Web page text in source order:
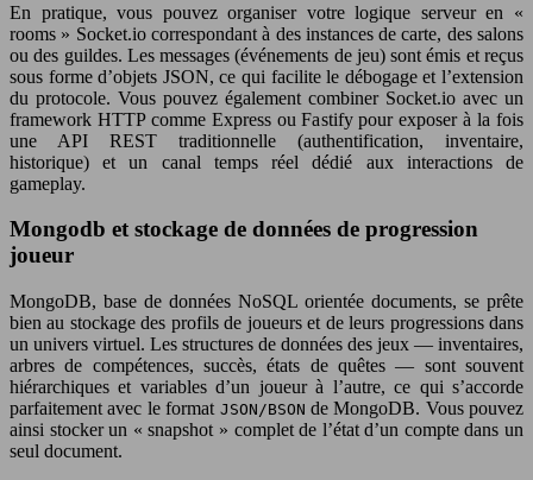
En pratique, vous pouvez organiser votre logique serveur en «
rooms » Socket.io correspondant à des instances de carte, des salons
ou des guildes. Les messages (événements de jeu) sont émis et reçus
sous forme d’objets JSON, ce qui facilite le débogage et l’extension
du protocole. Vous pouvez également combiner Socket.io avec un
framework HTTP comme Express ou Fastify pour exposer à la fois
une API REST traditionnelle (authentification, inventaire,
historique) et un canal temps réel dédié aux interactions de
gameplay.
Mongodb et stockage de données de progression
joueur
MongoDB, base de données NoSQL orientée documents, se prête
bien au stockage des profils de joueurs et de leurs progressions dans
un univers virtuel. Les structures de données des jeux — inventaires,
arbres de compétences, succès, états de quêtes — sont souvent
hiérarchiques et variables d’un joueur à l’autre, ce qui s’accorde
parfaitement avec le format JSON/BSON de MongoDB. Vous pouvez
ainsi stocker un « snapshot » complet de l’état d’un compte dans un
seul document.